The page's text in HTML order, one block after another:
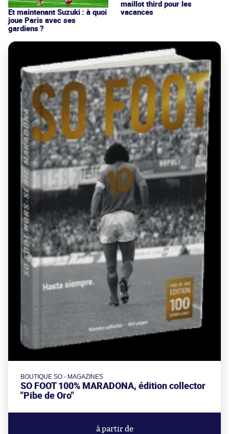
Et maintenant Suzuki : à quoi
joue Paris avec ses
gardiens ?
maillot third pour les
vacances
BOUTIQUE SO - MAGAZINES
SO FOOT 100% MARADONA, édition collector
"Pibe de Oro"
à partir de